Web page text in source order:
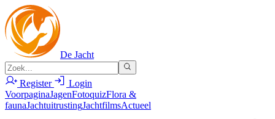
De Jacht
Register
Login
VoorpaginaJagenFotoquizFlora &
faunaJachtuitrustingJachtfilmsActueel